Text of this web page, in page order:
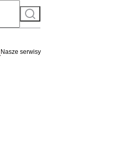
Szukaj
Nasze serwisy